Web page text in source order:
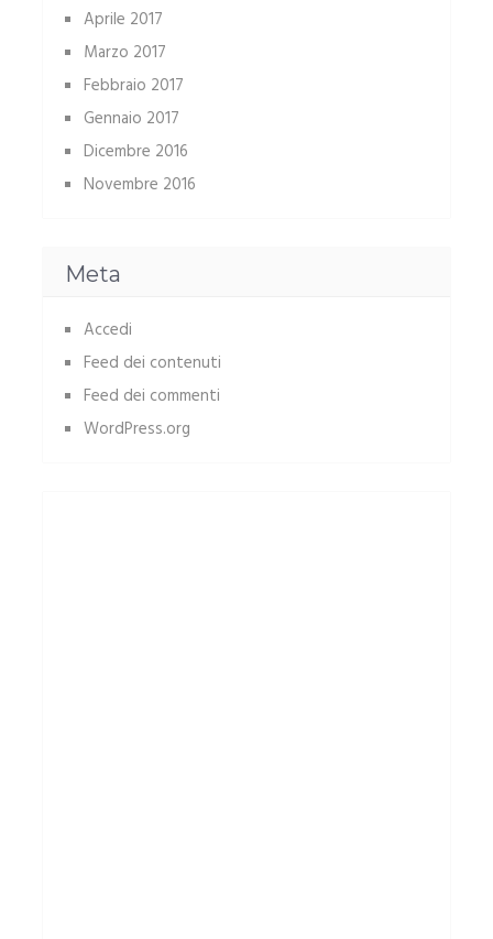
Aprile 2017
Marzo 2017
Febbraio 2017
Gennaio 2017
Dicembre 2016
Novembre 2016
Meta
Accedi
Feed dei contenuti
Feed dei commenti
WordPress.org